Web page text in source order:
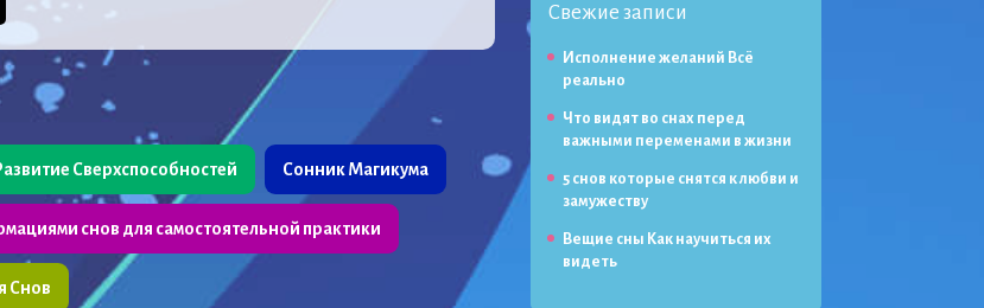
Сверхспособностей Сонник Магикума
снов для самостоятельной практики
Снов
Свежие записи
Исполнение желаний Всё
реально
Что видят во снах перед
важными переменами в жизни
5 снов которые снятся к любви и
замужеству
Вещие сны Как научиться их
видеть